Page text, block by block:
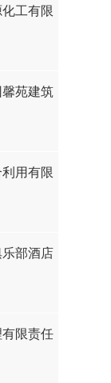
工有限
苑建筑
用有限
部酒店
限责任